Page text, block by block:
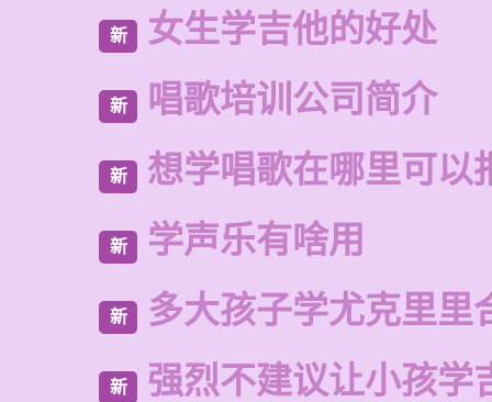
新 女生学吉他的好处
新 唱歌培训公司简介
新 想学唱歌在哪里可以
新 学声乐有啥用
新 多大孩子学尤克里里
新 强烈不建议让小孩学